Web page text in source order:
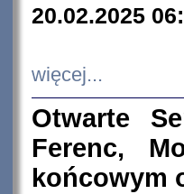
20.02.2025
więcej...
Otwarte
Ferenc,
końcowym